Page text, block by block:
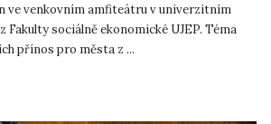
ve venkovním amfiteátru v univerzitním
Fakulty sociálně ekonomické UJEP. Téma
přínos pro města z ...